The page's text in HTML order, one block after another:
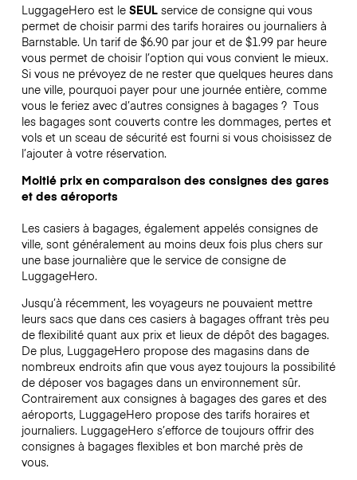
LuggageHero est le SEULservice de consigne qui vous
permet de choisir parmi des tarifs horaires ou journaliers à
Barnstable. Un tarif de $6.90 par jour et de $1.99 par heure
vous permet de choisir l’option qui vous convient le mieux.
Si vous ne prévoyez de ne rester que quelques heures dans
une ville, pourquoi payer pour une journée entière, comme
vous le feriez avec d’autres consignes à bagages ? Tous
les bagages sont couverts contre les dommages, pertes et
vols et un sceau de sécurité est fourni si vous choisissez de
l’ajouter à votre réservation.
Moitié prix en comparaison des consignes des gares
et des aéroports
Les casiers à bagages, également appelés consignes de
ville, sont généralement au moins deux fois plus chers sur
une base journalière que le service de consigne de
LuggageHero.
Jusqu’à récemment, les voyageurs ne pouvaient mettre
leurs sacs que dans ces casiers à bagages offrant très peu
de flexibilité quant aux prix et lieux de dépôt des bagages.
De plus, LuggageHero propose des magasins dans de
nombreux endroits afin que vous ayez toujours la possibilité
de déposer vos bagages dans un environnement sûr.
Contrairement aux consignes à bagages des gares et des
aéroports, LuggageHero propose des tarifs horaires et
journaliers. LuggageHero s’efforce de toujours offrir des
consignes à bagages flexibles et bon marché près de
vous.